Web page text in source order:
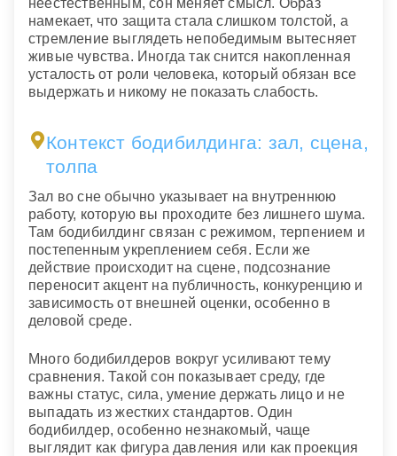
намекает, что защита стала слишком толстой, а
стремление выглядеть непобедимым вытесняет
живые чувства. Иногда так снится накопленная
усталость от роли человека, который обязан все
выдержать и никому не показать слабость.
Контекст бодибилдинга: зал, сцена,
толпа
Зал во сне обычно указывает на внутреннюю
работу, которую вы проходите без лишнего шума.
Там бодибилдинг связан с режимом, терпением и
постепенным укреплением себя. Если же
действие происходит на сцене, подсознание
переносит акцент на публичность, конкуренцию и
зависимость от внешней оценки, особенно в
деловой среде.
Много бодибилдеров вокруг усиливают тему
сравнения. Такой сон показывает среду, где
важны статус, сила, умение держать лицо и не
выпадать из жестких стандартов. Один
бодибилдер, особенно незнакомый, чаще
выглядит как фигура давления или как проекция